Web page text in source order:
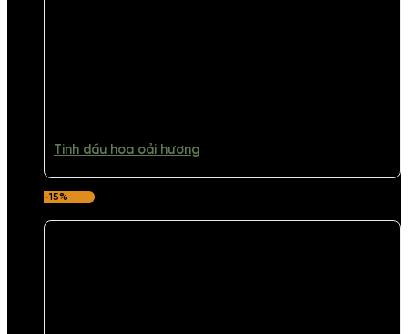
Tinh dầu hoa oải hương
-15%